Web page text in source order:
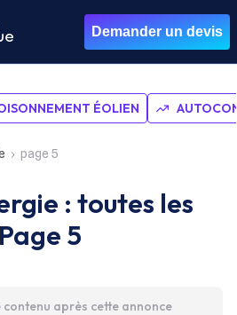
Demander un devis
ÉOLIEN
page 5
: toutes les
5
après cette annonce